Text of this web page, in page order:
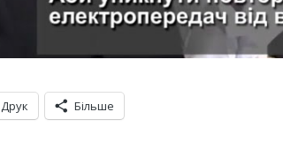
Друк Більше